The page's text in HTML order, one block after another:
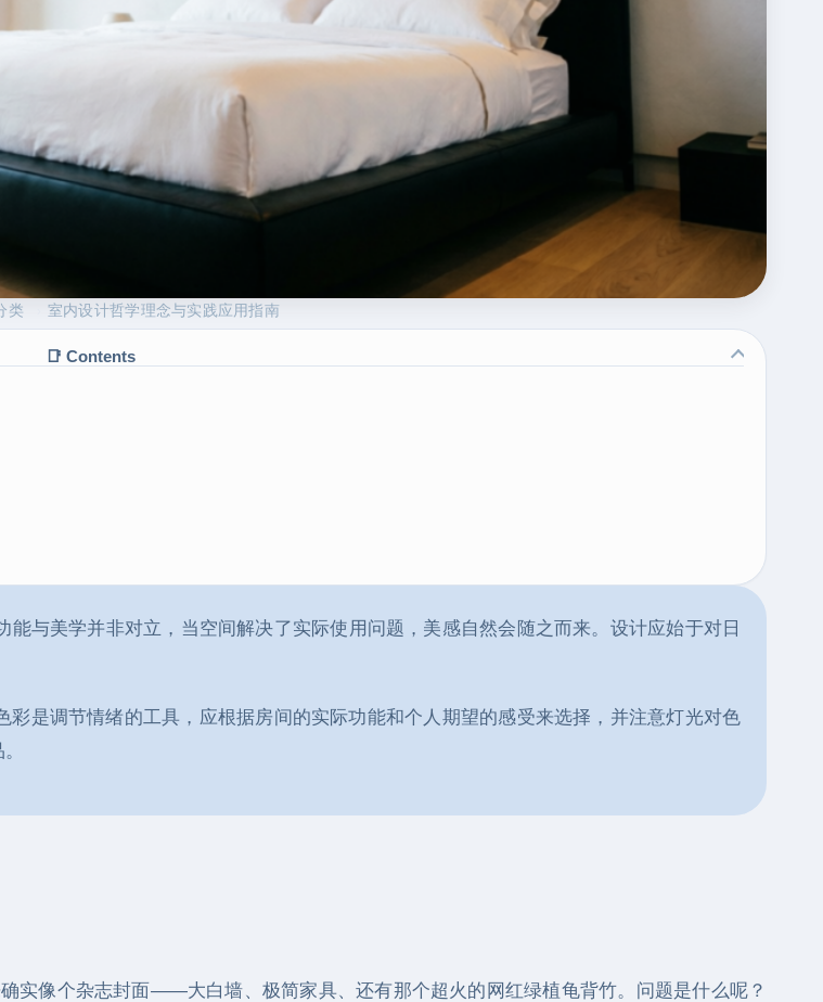
类 室内设计哲学理念与实践应用指南
📑 Contents
与美学并非对立，当空间解决了实际使用问题，美感自然会随之而来。设计应始于对日
是调节情绪的工具，应根据房间的实际功能和个人期望的感受来选择，并注意灯光对色
实像个杂志封面——大白墙、极简家具、还有那个超火的网红绿植龟背竹。问题是什么呢？